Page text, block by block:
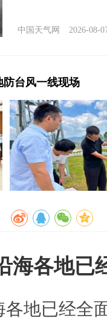
中国天气网 2026-08-
防台风一线现场
海各地已
地已经全